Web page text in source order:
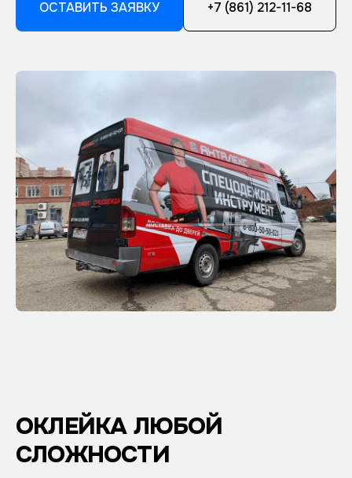
ОСТАВИТЬ ЗАЯВКУ +7 (861) 212-11-68
ОКЛЕЙКА ЛЮБОЙ
СЛОЖНОСТИ